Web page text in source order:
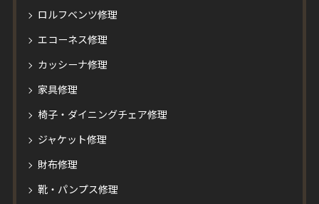
ロルフベンツ修理
エコーネス修理
カッシーナ修理
家具修理
椅子・ダイニングチェア修理
ジャケット修理
財布修理
靴・パンプス修理